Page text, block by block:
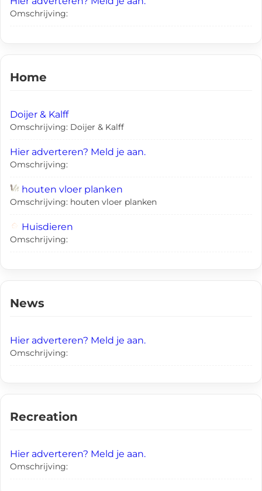
Omschrijving:
Home
Doijer & Kalff
Omschrijving: Doijer & Kalff
Hier adverteren? Meld je aan.
Omschrijving:
houten vloer planken
Omschrijving: houten vloer planken
Huisdieren
Omschrijving:
News
Hier adverteren? Meld je aan.
Omschrijving:
Recreation
Hier adverteren? Meld je aan.
Omschrijving: